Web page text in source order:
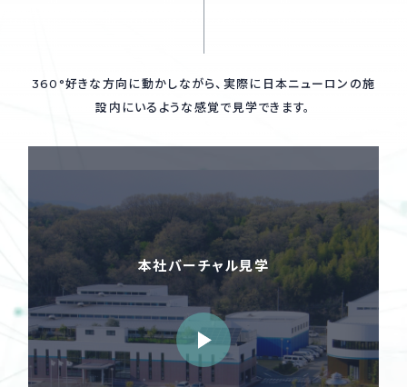
360°好きな方向に動かしながら、実際に日本ニューロンの施
設内にいるような感覚で見学できます。
本社バーチャル見学